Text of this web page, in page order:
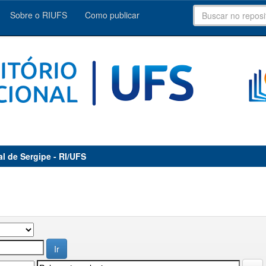
Sobre o RIUFS Como publicar
de Sergipe - RI/UFS